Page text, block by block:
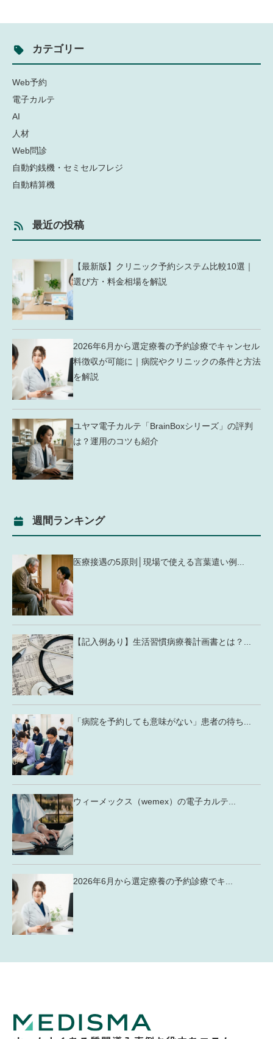
カテゴリー
Web予約
電子カルテ
AI
人材
Web問診
自動釣銭機・セミセルフレジ
自動精算機
最近の投稿
【最新版】クリニック予約システム比較10選｜
選び方・料金相場を解説
2026年6月から選定療養の予約診療でキャンセル
料徴収が可能に｜病院やクリニックの条件と方法
を解説
ユヤマ電子カルテ「BrainBoxシリーズ」の評判
は？運用のコツも紹介
週間ランキング
医療接遇の5原則│現場で使える言葉遣い例...
【記入例あり】生活習慣病療養計画書とは？...
「病院を予約しても意味がない」患者の待ち...
ウィーメックス（wemex）の電子カルテ...
2026年6月から選定療養の予約診療でキ...